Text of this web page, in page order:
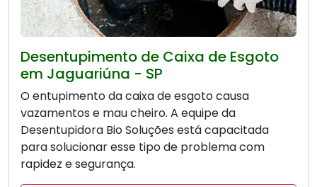
Desentupimento de Caixa de Esgoto
em Jaguariúna - SP
O entupimento da caixa de esgoto causa
vazamentos e mau cheiro. A equipe da
Desentupidora Bio Soluções está capacitada
para solucionar esse tipo de problema com
rapidez e segurança.